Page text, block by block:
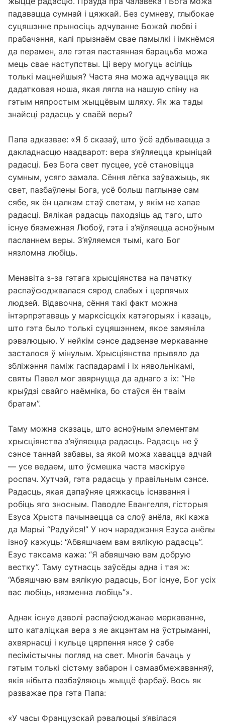
падавацца сумнай і цяжкай. Без сумневу, глыбокае
суцяшэнне прыносіць адчуванне Божай любві і
прабачэння, калі прызнаём свае памылкі і імкнёмся
да перамен, але гэтая пастаянная барацьба можа
мець свае наступствы. Ці веру могуць асіліць
толькі мацнейшыя? Часта яна можа адчувацца як
дадатковая ноша, якая лягла на нашую спіну на
гэтым няпростым жыццёвым шляху. Як жа тады
знайсці радасць у сваёй веры?
Папа адказвае: «Я б сказаў, што ўсё адбываецца з
дакладнасцю наадварот: вера з’яўляецца крыніцай
радасці. Без Бога свет пусцее, усё становіцца
сумным, усяго замала. Сёння лёгка заўважыць, як
свет, пазбаўлены Бога, усё больш паглынае сам
сябе, як ён цалкам стаў светам, у якім не хапае
радасці. Вялікая радасць паходзіць ад таго, што
існуе бязмежная Любоў, гэта і з’яўляецца асноўным
пасланнем веры. З’яўляемся тымі, каго Бог
нязломна любіць.
Менавіта з-за гэтага хрысціянства на пачатку
распаўсюджвалася сярод слабых і церпячых
людзей. Відавочна, сёння такі факт можна
інтэрпрэтаваць у марксісцкіх катэгорыях і казаць,
што гэта было толькі суцяшэннем, якое замяніла
рэвалюцыю. У нейкім сэнсе дадзенае меркаванне
засталося ў мінулым. Хрысціянства прывяло да
збліжэння паміж гаспадарамі і іх нявольнікамі,
святы Павел мог звярнуцца да аднаго з іх: “Не
крыўдзі свайго наёмніка, бо стаўся ён тваім
братам”.
Таму можна сказаць, што асноўным элементам
хрысціянства з’яўляецца радасць. Радасць не ў
сэнсе таннай забавы, за якой можа хавацца адчай
— усе ведаем, што ўсмешка часта маскіруе
роспач. Хутчэй, гэта радасць у правільным сэнсе.
Радасць, якая дапаўняе цяжкасць існавання і
робіць яго зносным. Паводле Евангелля, гісторыя
Езуса Хрыста пачынаецца са слоў анёла, які кажа
да Марыі “Радуйся!” У ноч нараджэння Езуса анёлы
ізноў кажуць: “Абвяшчаем вам вялікую радасць”.
Езус таксама кажа: “Я абвяшчаю вам добрую
вестку”. Таму сутнасць заўсёды адна і тая ж:
“Абвяшчаю вам вялікую радасць, Бог існуе, Бог усіх
вас любіць, нязменна любіць”».
Аднак існуе даволі распаўсюджанае меркаванне,
што каталіцкая вера з яе акцэнтам на ўстрыманні,
ахвярнасці і кульце цярпення нясе ў сабе
песімістычны погляд на свет. Многія бачаць у
гэтым толькі сістэму забарон і самаабмежаванняў,
якія нібыта пазбаўляюць жыццё фарбаў. Вось як
разважае пра гэта Папа:
«У часы Французскай рэвалюцыі з’явілася